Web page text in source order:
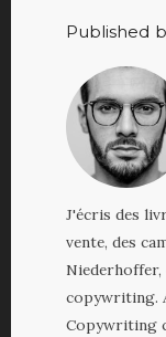
Published
J'écris des
vente, des
copywriting.
Copywriting